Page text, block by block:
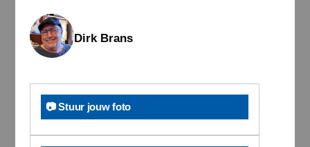
Dirk Brans
📷 Stuur jouw foto